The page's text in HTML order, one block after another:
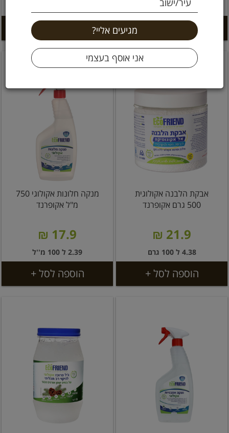
עיר/ישוב
2.92 ל 100 מ''ל
הוספה לסל + הוספה לסל +
אבקת הלבנה אקולוגית
500 גרם אקופרנד
21.9 ₪
4.38 ל 100 גרם
הוספה לסל +
מנקה חלונות אקולוגי 750
מ"ל אקופרנד
17.9 ₪
2.39 ל 100 מ''ל
הוספה לסל +